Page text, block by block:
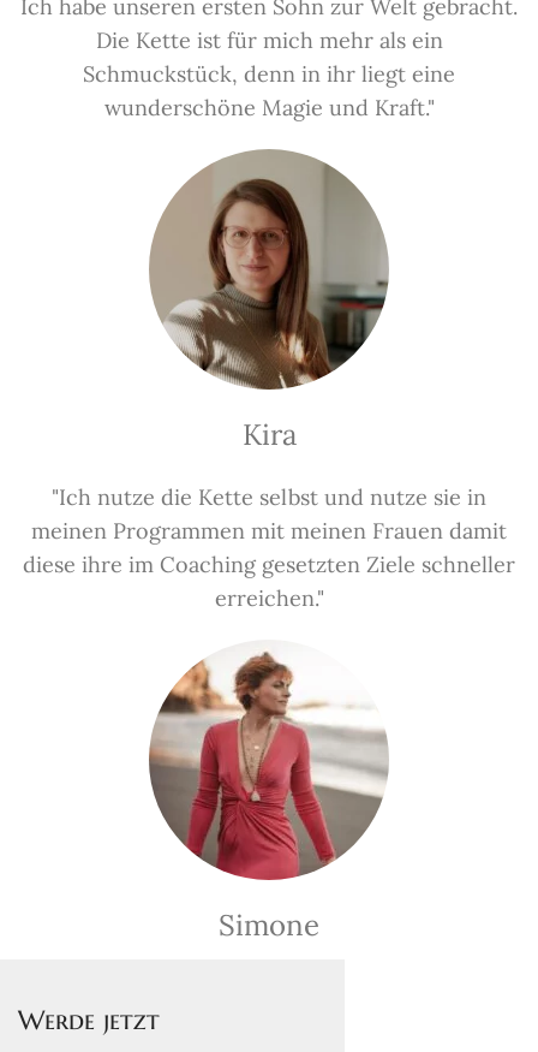
Ich habe unseren ersten Sohn zur Welt gebracht.
Die Kette ist für mich mehr als ein
Schmuckstück, denn in ihr liegt eine
wunderschöne Magie und Kraft."
Kira
"Ich nutze die Kette selbst und nutze sie in
meinen Programmen mit meinen Frauen damit
diese ihre im Coaching gesetzten Ziele schneller
erreichen."
Simone
Werde jetzt